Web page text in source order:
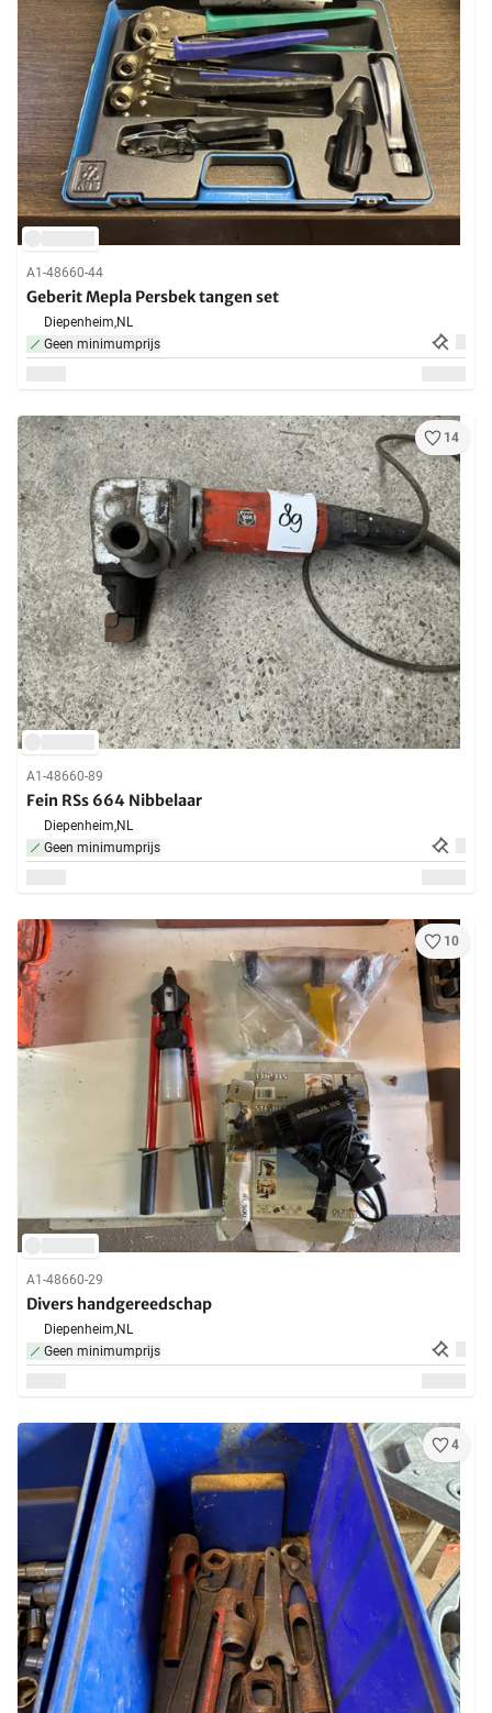
A1-48660-44
Geberit Mepla Persbek tangen set
Diepenheim,NL
Geen minimumprijs
14
A1-48660-89
Fein RSs 664 Nibbelaar
Diepenheim,NL
Geen minimumprijs
10
A1-48660-29
Divers handgereedschap
Diepenheim,NL
Geen minimumprijs
4